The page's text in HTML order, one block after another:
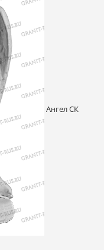
Ангел СК